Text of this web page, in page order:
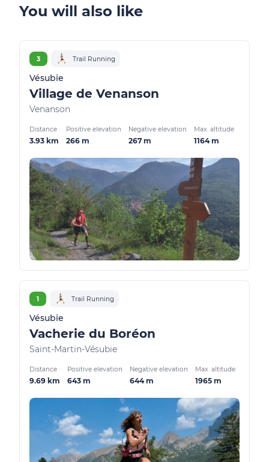
You will also like
3 Trail Running
Vésubie
Village de Venanson
Venanson
Distance
3.93 km
Positive elevation
266 m
Negative elevation
267 m
Max. altitude
1164 m
1 Trail Running
Vésubie
Vacherie du Boréon
Saint-Martin-Vésubie
Distance
9.69 km
Positive elevation
643 m
Negative elevation
644 m
Max. altitude
1965 m